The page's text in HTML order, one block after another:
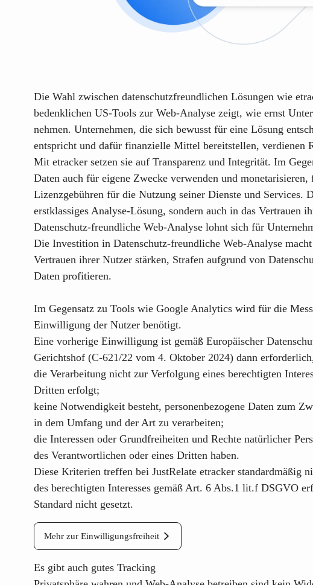
Die Wahl zwischen datenschutzfreundlichen Lösungen wie
bedenklichen US-Tools zur Web-Analyse zeigt, wie ernst
nehmen. Unternehmen, die sich bewusst für eine Lösung
entspricht und dafür finanzielle Mittel bereitstellen, verdienen
Mit etracker setzen sie auf Transparenz und Integrität. Im
Daten auch für eigene Zwecke verwenden und
Lizenzgebühren für die Nutzung seiner Dienste und Services.
erstklassiges Analyse-Lösung, sondern auch in das Vertrauen
Datenschutz-freundliche Web-Analyse lohnt sich für
Die Investition in Datenschutz-freundliche Web-Analyse
Vertrauen ihrer Nutzer stärken, Strafen aufgrund von
Daten profitieren.
Im Gegensatz zu Tools wie Google Analytics wird für die
Einwilligung der Nutzer benötigt.
Eine vorherige Einwilligung ist gemäß Europäischer
Gerichtshof (C-621/22 vom 4. Oktober 2024) dann
die Verarbeitung nicht zur Verfolgung eines berechtigten
Dritten erfolgt;
keine Notwendigkeit besteht, personenbezogene Daten zum
in dem Umfang und der Art zu verarbeiten;
die Interessen oder Grundfreiheiten und Rechte natürlicher
des Verantwortlichen oder eines Dritten haben.
Diese Kriterien treffen bei JustRelate etracker standardmäßig
des berechtigten Interesses gemäß Art. 6 Abs.1 lit.f DSGVO
Standard nicht gesetzt.
Mehr zur Einwilligungsfreiheit
Es gibt auch gutes Tracking